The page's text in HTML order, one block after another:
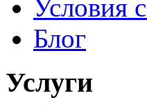
Условия
Блог
Услуги